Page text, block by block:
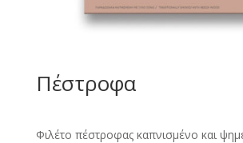
Πέστροφα
Φιλέτο πέστροφας καπνισμένο και